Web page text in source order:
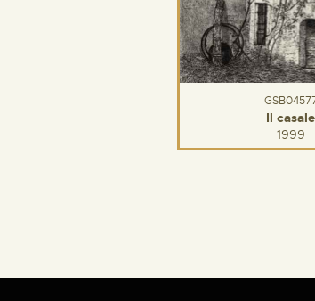
Il casale
1999